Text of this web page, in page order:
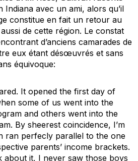
avec un ami, alors qu’il
constitue en fait un retour au
de cette région. Le constat
d’anciens camarades de
eux étant désœuvrés et sans
équivoque:
It opened the first day of
some of us went into the
and others went into the
By sheerest coincidence, I’m
ran perfecly parallel to the one
parents’ income brackets.
it, I never saw those boys